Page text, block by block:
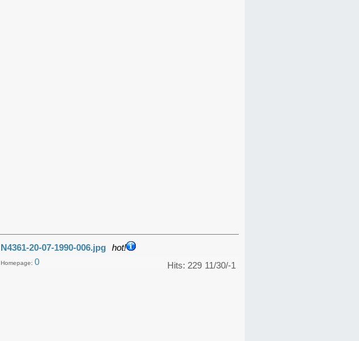
N4361-20-07-1990-006.jpg hot!
11/30/-1
Hits: 229
Homepage: 0